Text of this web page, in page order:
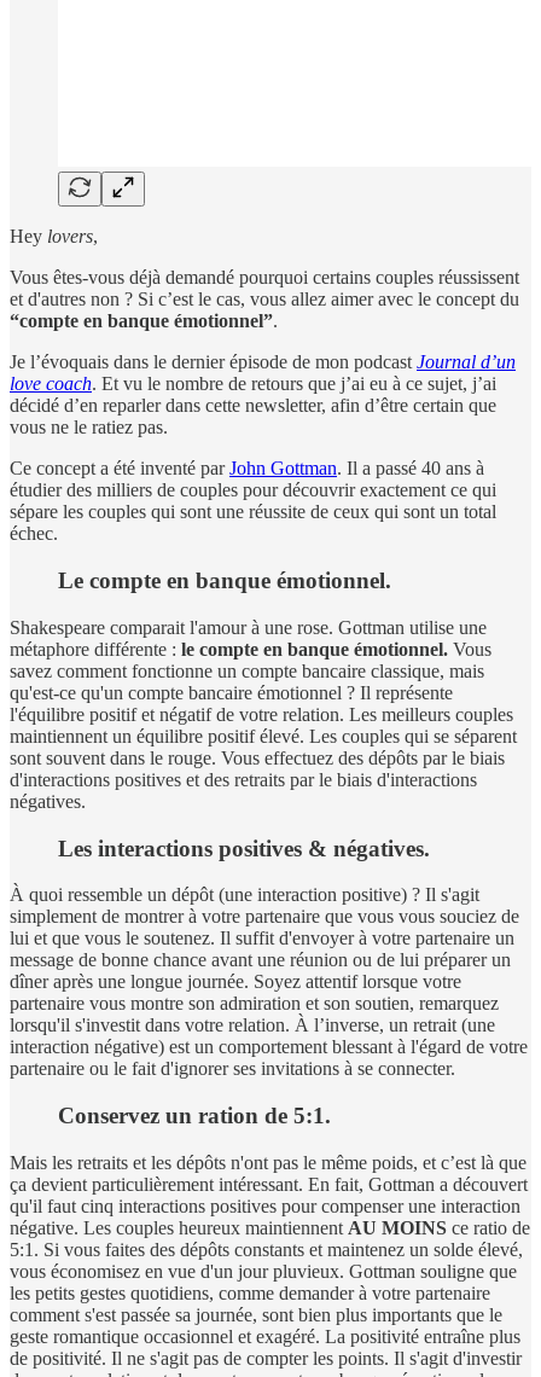
Hey lovers,
Vous êtes-vous déjà demandé pourquoi certains couples réussissent
et d'autres non ? Si c’est le cas, vous allez aimer avec le concept du
“compte en banque émotionnel”.
Je l’évoquais dans le dernier épisode de mon podcast Journal d’un
love coach. Et vu le nombre de retours que j’ai eu à ce sujet, j’ai
décidé d’en reparler dans cette newsletter, afin d’être certain que
vous ne le ratiez pas.
Ce concept a été inventé parJohn Gottman. Il a passé 40 ans à
étudier des milliers de couples pour découvrir exactement ce qui
sépare les couples qui sont une réussite de ceux qui sont un total
échec.
Le compte en banque émotionnel.
Shakespeare comparait l'amour à une rose. Gottman utilise une
métaphore différente : le compte en banque émotionnel. Vous
savez comment fonctionne un compte bancaire classique, mais
qu'est-ce qu'un compte bancaire émotionnel ? Il représente
l'équilibre positif et négatif de votre relation. Les meilleurs couples
maintiennent un équilibre positif élevé. Les couples qui se séparent
sont souvent dans le rouge. Vous effectuez des dépôts par le biais
d'interactions positives et des retraits par le biais d'interactions
négatives.
Les interactions positives & négatives.
À quoi ressemble un dépôt (une interaction positive) ? Il s'agit
simplement de montrer à votre partenaire que vous vous souciez de
lui et que vous le soutenez. Il suffit d'envoyer à votre partenaire un
message de bonne chance avant une réunion ou de lui préparer un
dîner après une longue journée. Soyez attentif lorsque votre
partenaire vous montre son admiration et son soutien, remarquez
lorsqu'il s'investit dans votre relation. À l’inverse, un retrait (une
interaction négative) est un comportement blessant à l'égard de votre
partenaire ou le fait d'ignorer ses invitations à se connecter.
Conservez un ration de 5:1.
Mais les retraits et les dépôts n'ont pas le même poids, et c’est là que
ça devient particulièrement intéressant. En fait, Gottman a découvert
qu'il faut cinq interactions positives pour compenser une interaction
négative. Les couples heureux maintiennent AU MOINS ce ratio de
5:1. Si vous faites des dépôts constants et maintenez un solde élevé,
vous économisez en vue d'un jour pluvieux. Gottman souligne que
les petits gestes quotidiens, comme demander à votre partenaire
comment s'est passée sa journée, sont bien plus importants que le
geste romantique occasionnel et exagéré. La positivité entraîne plus
de positivité. Il ne s'agit pas de compter les points. Il s'agit d'investir